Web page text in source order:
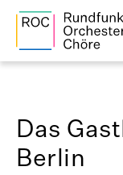
Das
Berlin